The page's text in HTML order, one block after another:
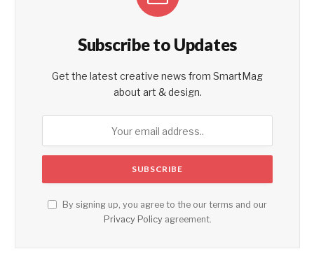
Subscribe to Updates
Get the latest creative news from SmartMag
about art & design.
By signing up, you agree to the our terms and our
Privacy Policyagreement.